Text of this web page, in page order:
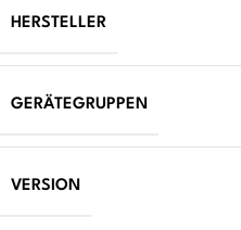
HERSTELLER
GERÄTEGRUPPEN
VERSION